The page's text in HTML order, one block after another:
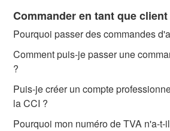
Commander en tant que
Pourquoi passer des commandes
Comment puis-je passer une
?
Puis-je créer un compte
la CCI ?
Pourquoi mon numéro de TVA n'a-t-